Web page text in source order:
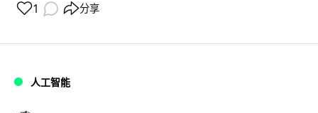
1 分享
人工智能